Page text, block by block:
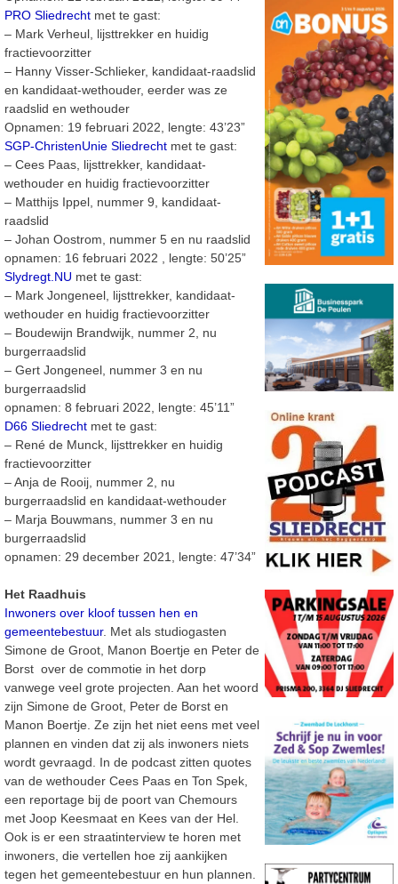
PRO Sliedrecht met te gast:
– Mark Verheul, lijsttrekker en huidig
fractievoorzitter
– Hanny Visser-Schlieker, kandidaat-raadslid
en kandidaat-wethouder, eerder was ze
raadslid en wethouder
Opnamen: 19 februari 2022, lengte: 43’23”
SGP-ChristenUnie Sliedrecht met te gast:
– Cees Paas, lijsttrekker, kandidaat-
wethouder en huidig fractievoorzitter
– Matthijs Ippel, nummer 9, kandidaat-
raadslid
– Johan Oostrom, nummer 5 en nu raadslid
opnamen: 16 februari 2022 , lengte: 50’25”
Slydregt.NU met te gast:
– Mark Jongeneel, lijsttrekker, kandidaat-
wethouder en huidig fractievoorzitter
– Boudewijn Brandwijk, nummer 2, nu
burgerraadslid
– Gert Jongeneel, nummer 3 en nu
burgerraadslid
opnamen: 8 februari 2022, lengte: 45’11”
D66 Sliedrecht met te gast:
– René de Munck, lijsttrekker en huidig
fractievoorzitter
– Anja de Rooij, nummer 2, nu
burgerraadslid en kandidaat-wethouder
– Marja Bouwmans, nummer 3 en nu
burgerraadslid
opnamen: 29 december 2021, lengte: 47’34”
Het Raadhuis
Inwoners over kloof tussen hen en
gemeentebestuur. Met als studiogasten
Simone de Groot, Manon Boertje en Peter de
Borst over de commotie in het dorp
vanwege veel grote projecten. Aan het woord
zijn Simone de Groot, Peter de Borst en
Manon Boertje. Ze zijn het niet eens met veel
plannen en vinden dat zij als inwoners niets
wordt gevraagd. In de podcast zitten quotes
van de wethouder Cees Paas en Ton Spek,
een reportage bij de poort van Chemours
met Joop Keesmaat en Kees van der Hel.
Ook is er een straatinterview te horen met
inwoners, die vertellen hoe zij aankijken
tegen het gemeentebestuur en hun plannen.